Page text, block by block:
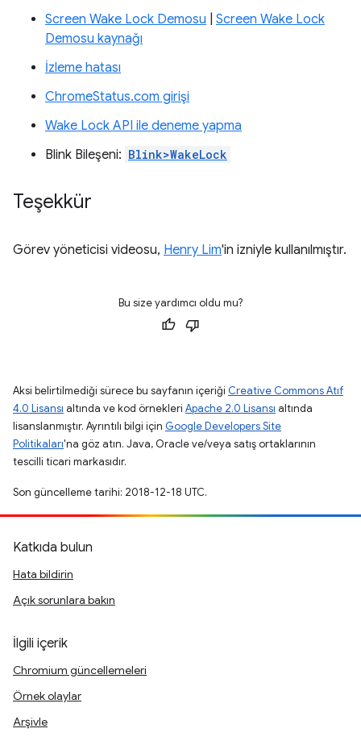
Screen Wake Lock Demosu
Screen Wake Lock
Demosu kaynağı
İzleme hatası
ChromeStatus.com girişi
Wake Lock API ile deneme yapma
Blink Bileşeni: Blink>WakeLock
Teşekkür
Görev yöneticisi videosu, Henry Lim'in izniyle kullanılmıştır.
Bu size yardımcı oldu mu?
Aksi belirtilmediği sürece bu sayfanın içeriği Creative Commons Atıf
4.0 Lisansı altında ve kod örnekleri Apache 2.0 Lisansı altında
lisanslanmıştır. Ayrıntılı bilgi için Google Developers Site
Politikaları'na göz atın. Java, Oracle ve/veya satış ortaklarının
tescilli ticari markasıdır.
Son güncelleme tarihi: 2018-12-18 UTC.
Katkıda bulun
Hata bildirin
Açık sorunlara bakın
İlgili içerik
Chromium güncellemeleri
Örnek olaylar
Arşivle